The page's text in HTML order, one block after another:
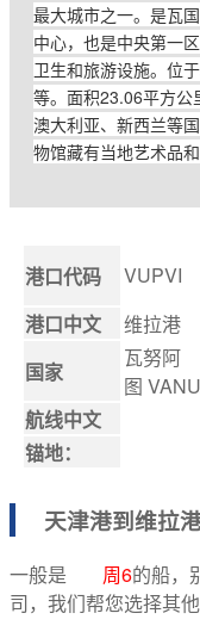
最大城市之一。是瓦
中心，也是中央第一
卫生和旅游设施。位
等。面积23.06平方公
澳大利亚、新西兰等
物馆藏有当地艺术品
港口代码 VUPVI
港口中文
维拉港
国家
瓦努阿
图
航线中文
锚地：
天津港到维拉
一般是 周6的船，
司，我们帮您选择其